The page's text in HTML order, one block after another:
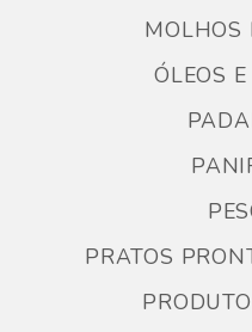
MOLHOS
ÓLEOS
PRATOS